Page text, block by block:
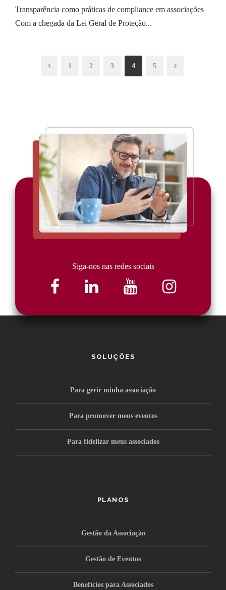
Transparência como práticas de compliance em associações
Com a chegada da Lei Geral de Proteção...
1 2 3 4 5
Siga-nos nas redes sociais
SOLUÇÕES
Para gerir minha associação
Para promover meus eventos
Para fidelizar meus associados
PLANOS
Gestão da Associação
Gestão de Eventos
Benefícios para Associados